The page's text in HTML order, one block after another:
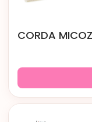
CORDA